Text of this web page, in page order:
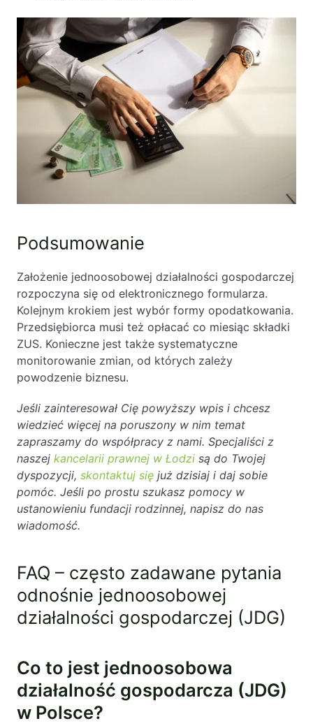
Podsumowanie
Założenie jednoosobowej działalności gospodarczej
rozpoczyna się od elektronicznego formularza.
Kolejnym krokiem jest wybór formy opodatkowania.
Przedsiębiorca musi też opłacać co miesiąc składki
ZUS. Konieczne jest także systematyczne
monitorowanie zmian, od których zależy
powodzenie biznesu.
Jeśli zainteresował Cię powyższy wpis i chcesz
wiedzieć więcej na poruszony w nim temat
zapraszamy do współpracy z nami. Specjaliści z
naszej kancelarii prawnej w Łodzi są do Twojej
dyspozycji, skontaktuj się już dzisiaj i daj sobie
pomóc. Jeśli po prostu szukasz pomocy w
ustanowieniu fundacji rodzinnej, napisz do nas
wiadomość.
FAQ – często zadawane pytania
odnośnie jednoosobowej
działalności gospodarczej (JDG)
Co to jest jednoosobowa
działalność gospodarcza (JDG)
w Polsce?